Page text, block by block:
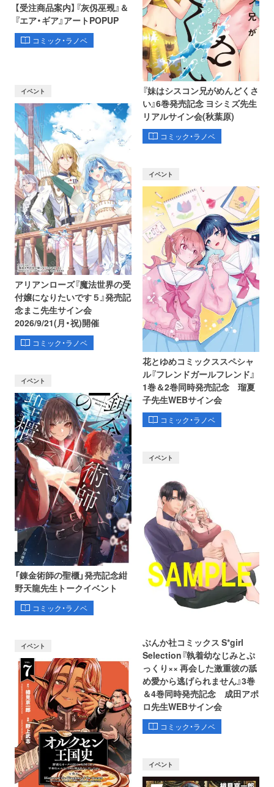
【受注商品案内】『灰仭巫覡』＆
『エア・ギア』アートPOPUP
コミック・ラノベ
『妹はシスコン兄がめんどくさ
い』6巻発売記念 ヨシミズ先生
リアルサイン会(秋葉原)
コミック・ラノベ
イベント
アリアンローズ『魔法世界の受
付嬢になりたいです５』発売記
念まこ先生サイン会
2026/9/21(月・祝)開催
コミック・ラノベ
イベント
花とゆめコミックススペシャ
ル『フレンドガールフレンド』
1巻＆2巻同時発売記念 瑠夏
子先生WEBサイン会
コミック・ラノベ
イベント
「錬金術師の聖櫃」発売記念紺
野天龍先生トークイベント
コミック・ラノベ
イベント
ぶんか社コミックス S*girl
Selection『執着幼なじみとぷ
っくり×× 再会した激重彼の舐
め愛から逃げられません』3巻
＆4巻同時発売記念 成田アポ
ロ先生WEBサイン会
コミック・ラノベ
イベント
イベント